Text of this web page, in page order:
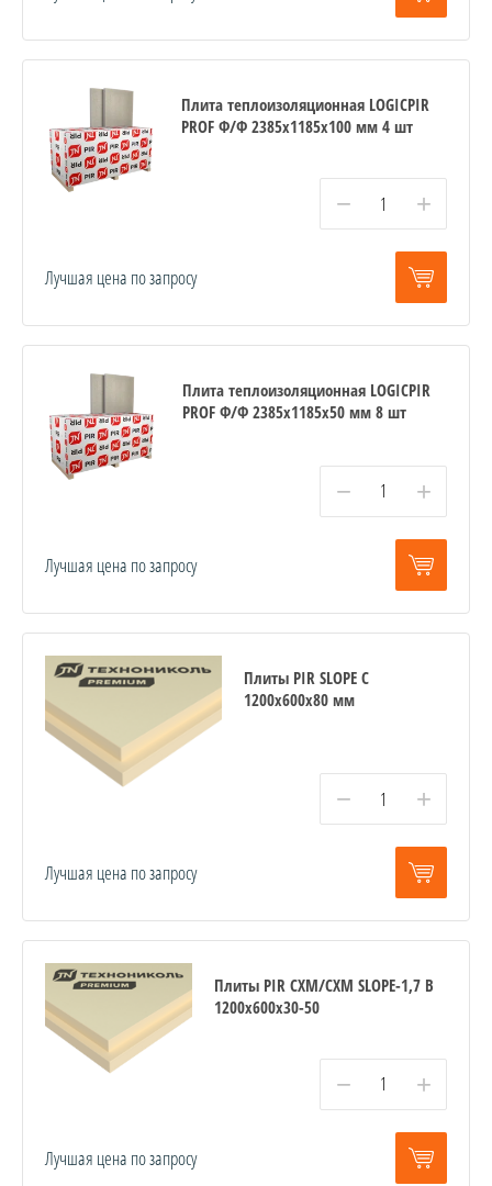
Плита теплоизоляционная LOGICPIR
PROF Ф/Ф 2385х1185х100 мм 4 шт
− +
Лучшая цена по запросу
Плита теплоизоляционная LOGICPIR
PROF Ф/Ф 2385х1185х50 мм 8 шт
− +
Лучшая цена по запросу
Плиты PIR SLOPE C
1200х600х80 мм
− +
Лучшая цена по запросу
Плиты PIR СХМ/СХМ SLOPE-1,7 B
1200х600х30-50
− +
Лучшая цена по запросу